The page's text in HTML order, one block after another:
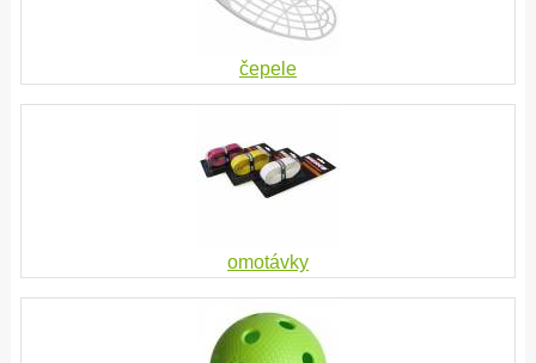
čepele
omotávky